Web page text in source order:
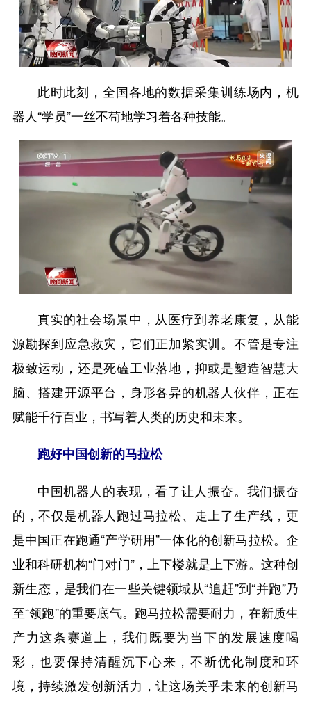
此时此刻，全国各地的数据采集训练场内，机
器人“学员”一丝不苟地学习着各种技能。
真实的社会场景中，从医疗到养老康复，从能
源勘探到应急救灾，它们正加紧实训。不管是专注
极致运动，还是死磕工业落地，抑或是塑造智慧大
脑、搭建开源平台，身形各异的机器人伙伴，正在
赋能千行百业，书写着人类的历史和未来。
跑好中国创新的马拉松
中国机器人的表现，看了让人振奋。我们振奋
的，不仅是机器人跑过马拉松、走上了生产线，更
是中国正在跑通“产学研用”一体化的创新马拉松。企
业和科研机构“门对门”，上下楼就是上下游。这种创
新生态，是我们在一些关键领域从“追赶”到“并跑”乃
至“领跑”的重要底气。跑马拉松需要耐力，在新质生
产力这条赛道上，我们既要为当下的发展速度喝
彩，也要保持清醒沉下心来，不断优化制度和环
境，持续激发创新活力，让这场关乎未来的创新马